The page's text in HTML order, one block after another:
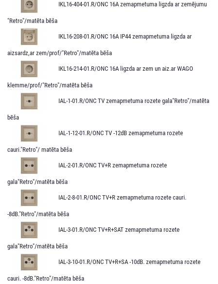
IKL16-404-01.R/ONC 16A zemapmetuma ligzda ar zemējumu
"Retro"/matēta bēša
IKL16-208-01.R/ONC 16A IP44 zemapmetuma ligzda ar
aizsardz,ar zem/prof/"Retro"/matēta bēša
IKL16-214-01.R/ONC 16A ligzda ar zem un aiz.ar WAGO
klemme/prof/"Retro"/matēta bēša
IAL-1-01.R/ONC TV zemapmetuma rozete gala"Retro"/matēta
bēša
IAL-1-12-01.R/ONC TV -12dB zemapmetuma rozete
cauri."Retro"/ matēta bēša
IAL-2-01.R/ONC TV+R zemapmetuma rozete
gala"Retro"/matēta bēša
IAL-2-8-01.R/ONC TV+R zemapmetuma rozete cauri.
-8dB."Retro"/matēta bēša
IAL-3-01.R/ONC TV+R+SAT zemapmetuma rozete
gala"Retro"/matēta bēša
IAL-3-10-01.R/ONC TV+R+SA -10dB. zemapmetuma rozete
cauri. -8dB."Retro"/matēta bēša